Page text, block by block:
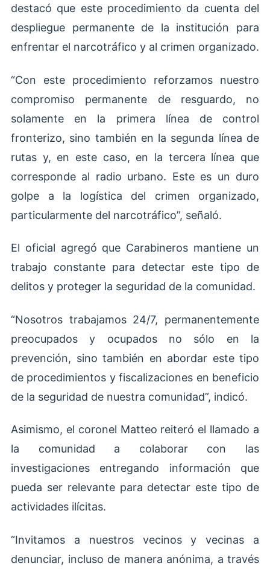
destacó que este procedimiento da cuenta del
despliegue permanente de la institución para
enfrentar el narcotráfico y al crimen organizado.
“Con este procedimiento reforzamos nuestro
compromiso permanente de resguardo, no
solamente en la primera línea de control
fronterizo, sino también en la segunda línea de
rutas y, en este caso, en la tercera línea que
corresponde al radio urbano. Este es un duro
golpe a la logística del crimen organizado,
particularmente del narcotráfico”, señaló.
El oficial agregó que Carabineros mantiene un
trabajo constante para detectar este tipo de
delitos y proteger la seguridad de la comunidad.
“Nosotros trabajamos 24/7, permanentemente
preocupados y ocupados no sólo en la
prevención, sino también en abordar este tipo
de procedimientos y fiscalizaciones en beneficio
de la seguridad de nuestra comunidad”, indicó.
Asimismo, el coronel Matteo reiteró el llamado a
la comunidad a colaborar con las
investigaciones entregando información que
pueda ser relevante para detectar este tipo de
actividades ilícitas.
“Invitamos a nuestros vecinos y vecinas a
denunciar, incluso de manera anónima, a través